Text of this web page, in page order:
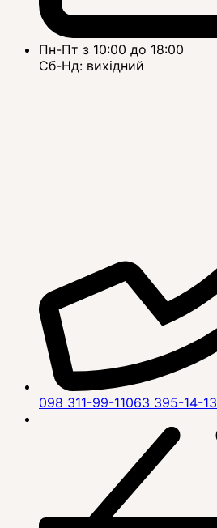
Пн-Пт з 10:00 до 18:00
Сб-Нд: вихідний
098 311-99-11063 395-14-13